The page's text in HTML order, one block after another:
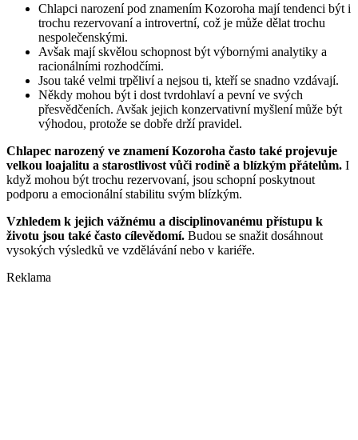
Chlapci narození pod znamením Kozoroha mají tendenci být i
trochu rezervovaní a introvertní, což je může dělat trochu
nespolečenskými.
Avšak mají skvělou schopnost být výbornými analytiky a
racionálními rozhodčími.
Jsou také velmi trpěliví a nejsou ti, kteří se snadno vzdávají.
Někdy mohou být i dost tvrdohlaví a pevní ve svých
přesvědčeních. Avšak jejich konzervativní myšlení může být
výhodou, protože se dobře drží pravidel.
Chlapec narozený ve znamení Kozoroha často také projevuje
velkou loajalitu a starostlivost vůči rodině a blízkým přátelům. I
když mohou být trochu rezervovaní, jsou schopní poskytnout
podporu a emocionální stabilitu svým blízkým.
Vzhledem k jejich vážnému a disciplinovanému přístupu k
životu jsou také často cílevědomí. Budou se snažit dosáhnout
vysokých výsledků ve vzdělávání nebo v kariéře.
Reklama